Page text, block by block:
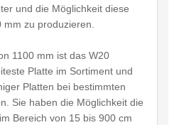
und die Möglichkeit diese
mm zu produzieren.
1100 mm ist das W20
Platte im Sortiment und
Platten bei bestimmten
Sie haben die Möglichkeit die
Bereich von 15 bis 900 cm